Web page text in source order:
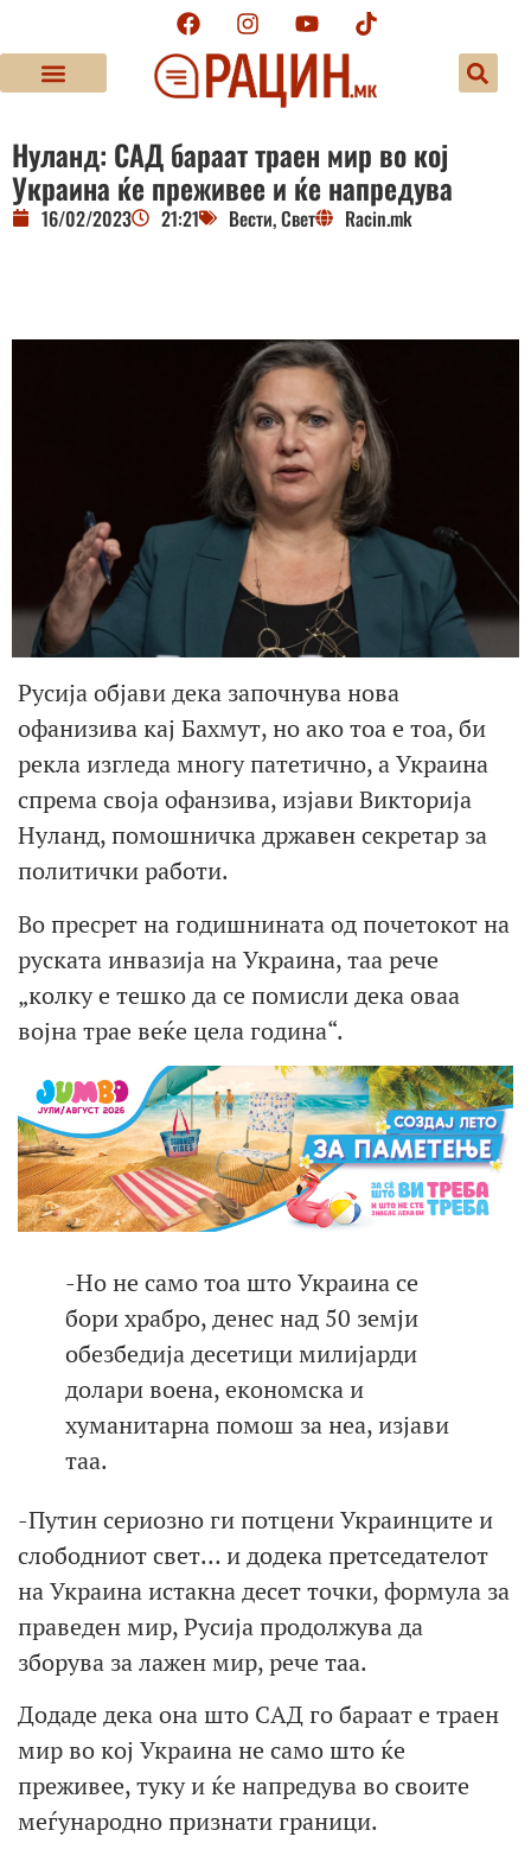
Нуланд: САД бараат траен мир во кој
Украина ќе преживее и ќе напредува
16/02/2023 21:21 Вести,Свет Racin.mk
Русија објави дека започнува нова
офанизива кај Бахмут, но ако тоа е тоа, би
рекла изгледа многу патетично, а Украина
спрема своја офанзива, изјави Викторија
Нуланд, помошничка државен секретар за
политички работи.
Во пресрет на годишнината од почетокот на
руската инвазија на Украина, таа рече
„колку е тешко да се помисли дека оваа
војна трае веќе цела година“.
-Но не само тоа што Украина се
бори храбро, денес над 50 земји
обезбедија десетици милијарди
долари воена, економска и
хуманитарна помош за неа, изјави
таа.
-Путин сeриозно ги потцени Украинците и
слободниот свет… и додека претседателот
на Украина истакна десет точки, формула за
праведен мир, Русија продолжува да
зборува за лажен мир, рече таа.
Додаде дека она што САД го бараат е траен
мир во кој Украина не само што ќе
преживее, туку и ќе напредува во своите
меѓународно признати граници.